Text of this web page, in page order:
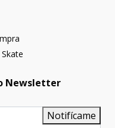
Newsletter
Notifícame